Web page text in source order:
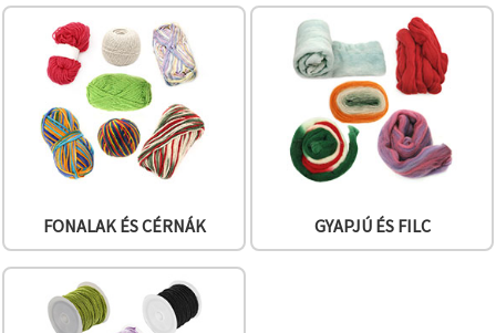
FONALAK ÉS CÉRNÁK GYAPJÚ ÉS FILC